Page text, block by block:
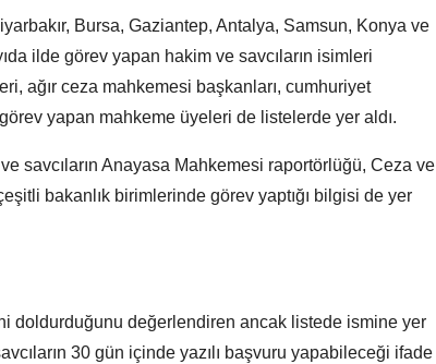
Bursa, Gaziantep, Antalya, Samsun, Konya ve
ilde görev yapan hakim ve savcıların isimleri
ağır ceza mahkemesi başkanları, cumhuriyet
yapan mahkeme üyeleri de listelerde yer aldı.
savcıların Anayasa Mahkemesi raportörlüğü, Ceza ve
bakanlık birimlerinde görev yaptığı bilgisi de yer
doldurduğunu değerlendiren ancak listede ismine yer
30 gün içinde yazılı başvuru yapabileceği ifade